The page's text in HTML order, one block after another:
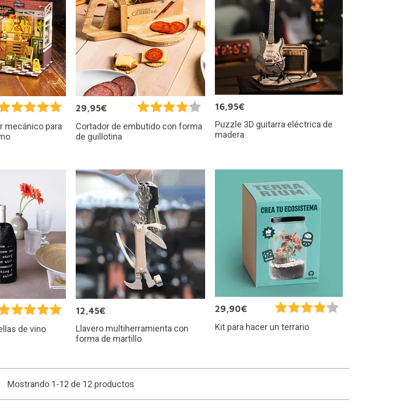
mecánico para
29,95€
Cortador de embutido con forma
de guillotina
16,95€
Puzzle 3D guitarra eléctrica de
madera
de vino
12,45€
Llavero multiherramienta con
forma de martillo
29,90€
Kit para hacer un terrario
Mostrando 1-12 de 12 productos